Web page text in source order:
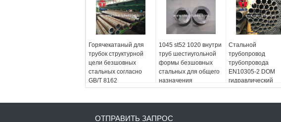
Горячекатаный для
трубок структурной
цели безшовных
стальных согласно
GB/T 8162
1045 st52 1020 внутри
труб шестиугольной
формы безшовных
стальных для общего
назначения
Стальной
трубопровод
трубопровода
EN10305-2 DOM
гидравлический
стальной
ОТПРАВИТЬ ЗАПРОС